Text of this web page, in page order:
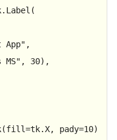
,
MS" , 30),
pady=
10)